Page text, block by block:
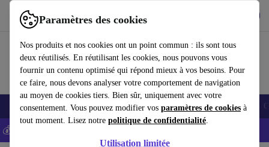
Paramètres des cookies
Nos produits et nos cookies ont un point commun : ils sont tous
deux réutilisés. En réutilisant les cookies, nous pouvons vous
fournir un contenu optimisé qui répond mieux à vos besoins. Pour
ce faire, nous devons analyser votre comportement de navigation
au moyen de cookies tiers. Bien sûr, uniquement avec votre
consentement. Vous pouvez modifier vos paramètres de cookies à
tout moment. Lisez notre politique de confidentialité.
Utilisation limitée
Utilisez refurbed rapidement et facilement
Smartphones Laptops Tablettes Montres connectées Accessoires
💰-5% EXTRA sur les iPhones – Code: IPHONEDEAL -